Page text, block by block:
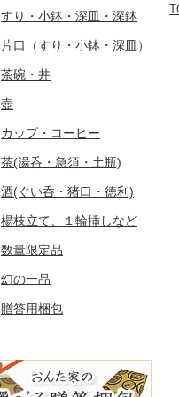
すり・小鉢・深皿・深鉢
片口（すり・小鉢・深皿）
茶碗・丼
壺
カップ・コーヒー
茶(湯呑・急須・土瓶)
酒(ぐい呑・猪口・徳利)
楊枝立て、１輪挿しなど
数量限定品
幻の一品
贈答用梱包